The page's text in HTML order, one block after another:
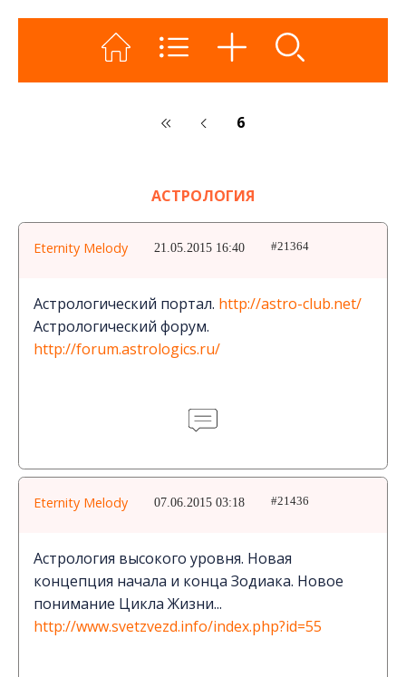
6
АСТРОЛОГИЯ
Eternity Melody 21.05.2015 16:40 #21364
Астрологический портал. http://astro-club.net/
Астрологический форум.
http://forum.astrologics.ru/
Eternity Melody 07.06.2015 03:18 #21436
Астрология высокого уровня. Новая
концепция начала и конца Зодиака. Новое
понимание Цикла Жизни...
http://www.svetzvezd.info/index.php?id=55